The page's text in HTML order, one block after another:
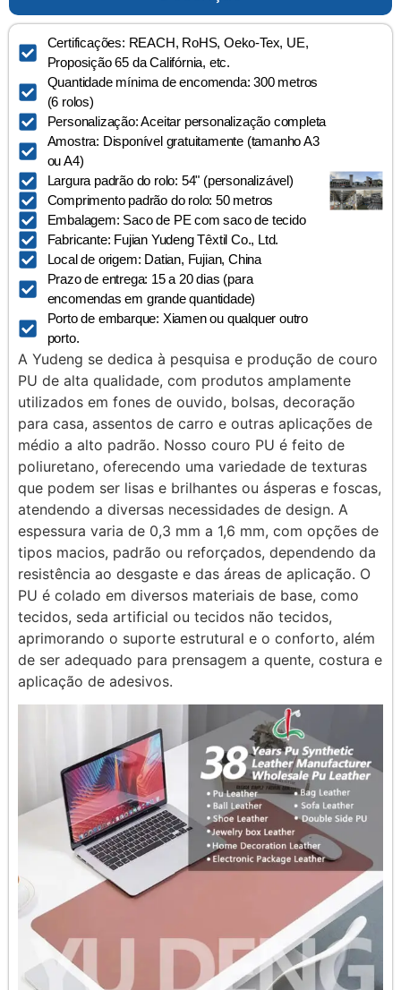
Certificações: REACH, RoHS, Oeko-Tex, UE,
Proposição 65 da Califórnia, etc.
Quantidade mínima de encomenda: 300 metros
(6 rolos)
Personalização: Aceitar personalização completa
Amostra: Disponível gratuitamente (tamanho A3
ou A4)
Largura padrão do rolo: 54" (personalizável)
Comprimento padrão do rolo: 50 metros
Embalagem: Saco de PE com saco de tecido
Fabricante: Fujian Yudeng Têxtil Co., Ltd.
Local de origem: Datian, Fujian, China
Prazo de entrega: 15 a 20 dias (para
encomendas em grande quantidade)
Porto de embarque: Xiamen ou qualquer outro
porto.
A Yudeng se dedica à pesquisa e produção de couro
PU de alta qualidade, com produtos amplamente
utilizados em fones de ouvido, bolsas, decoração
para casa, assentos de carro e outras aplicações de
médio a alto padrão. Nosso couro PU é feito de
poliuretano, oferecendo uma variedade de texturas
que podem ser lisas e brilhantes ou ásperas e foscas,
atendendo a diversas necessidades de design. A
espessura varia de 0,3 mm a 1,6 mm, com opções de
tipos macios, padrão ou reforçados, dependendo da
resistência ao desgaste e das áreas de aplicação. O
PU é colado em diversos materiais de base, como
tecidos, seda artificial ou tecidos não tecidos,
aprimorando o suporte estrutural e o conforto, além
de ser adequado para prensagem a quente, costura e
aplicação de adesivos.